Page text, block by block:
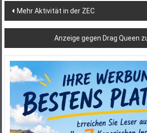
Beitragsnavigation
Mehr Aktivität in der ZEC
Anzeige gegen Drag Queen